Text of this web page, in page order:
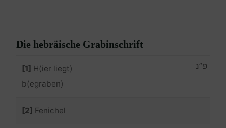
Die hebräische Grabinschrift
[1] H(ier liegt)
b(egraben)
פ”נ
[2] Fenichel